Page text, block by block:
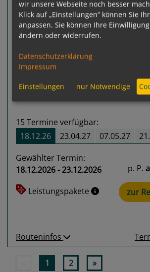
Previous
15Termine verfügbar:
18.12.26
23.04.27 07.05.27
Gewählter Termin:
18.12.2026 - 23.12.2026
Leistungspakete
p. P.
zur
Routeninfos
1 2 »
wir unsere Webseite noch besser
Klick auf „Einstellungen“ können Sie
anpassen. Sie können Ihre
ändern oder widerrufen.
Datenschutzerklärung
Impressum
Einstellungen nur Notwendige